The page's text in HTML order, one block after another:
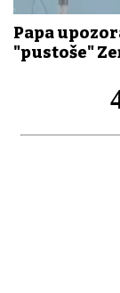
Papa
"pustoše"